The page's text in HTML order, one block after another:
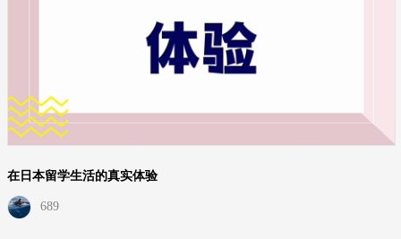
在日本留学生活的真实体验
689